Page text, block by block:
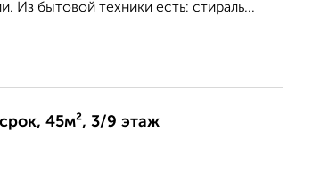
Из бытовой техники есть: стираль...
45м², 3/9 этаж